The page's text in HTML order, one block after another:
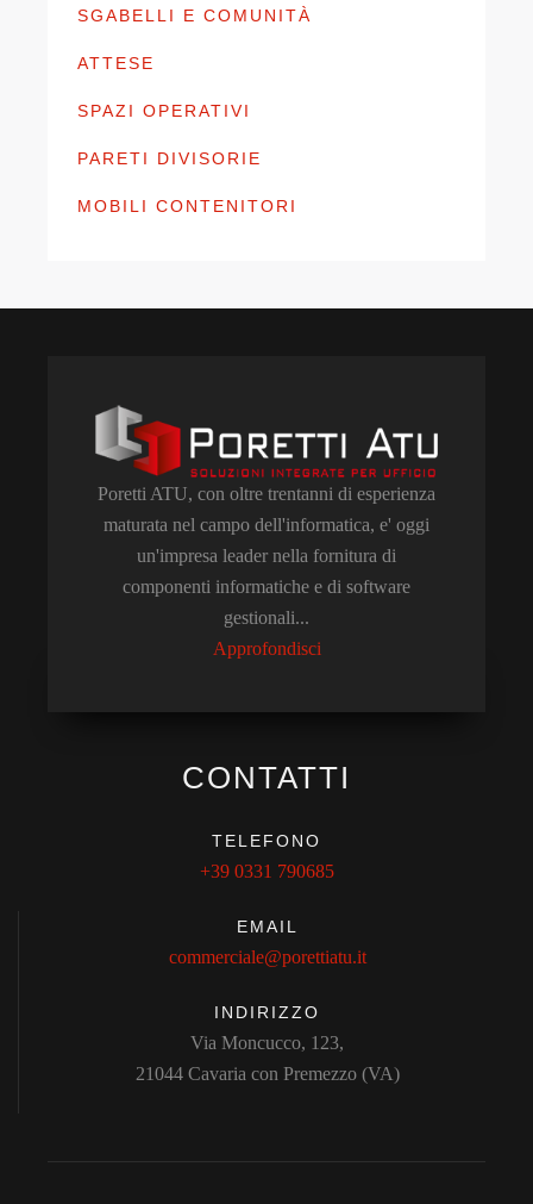
SGABELLI E COMUNITÀ
ATTESE
SPAZI OPERATIVI
PARETI DIVISORIE
MOBILI CONTENITORI
Poretti ATU, con oltre trentanni di esperienza
maturata nel campo dell'informatica, e' oggi
un'impresa leader nella fornitura di
componenti informatiche e di software
gestionali...
Approfondisci
CONTATTI
TELEFONO
+39 0331 790685
EMAIL
commerciale@porettiatu.it
INDIRIZZO
Via Moncucco, 123,
21044 Cavaria con Premezzo (VA)